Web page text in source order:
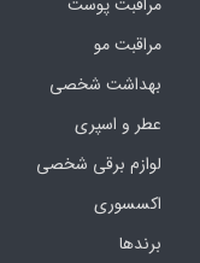
مراقبت مو
بهداشت شخصی
عطر و اسپری
لوازم برقی شخصی
اکسسوری
برندها